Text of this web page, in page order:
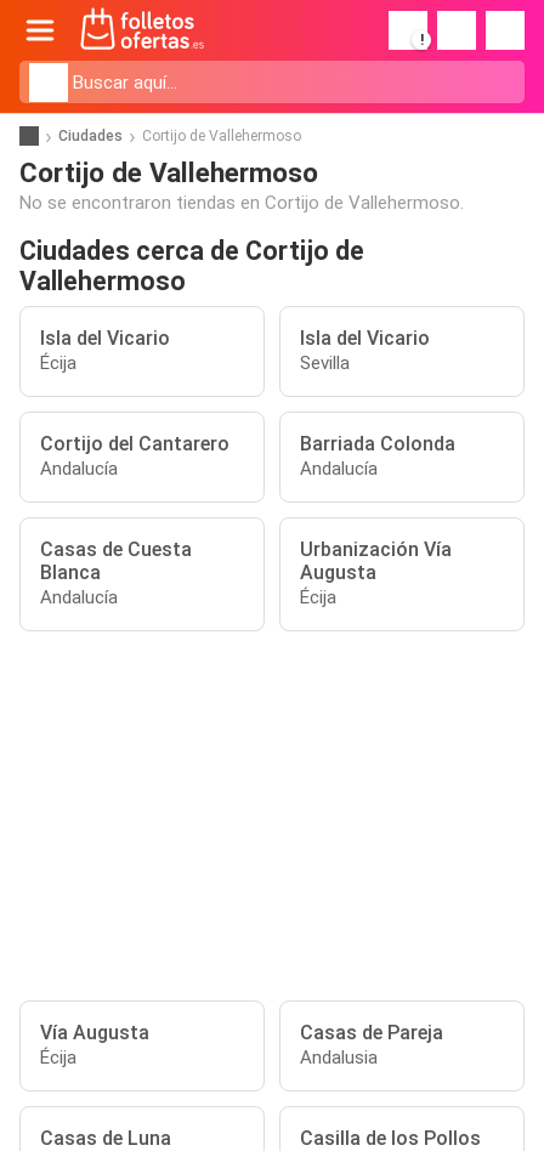
!
Ciudades Cortijo de Vallehermoso
Cortijo de Vallehermoso
No se encontraron tiendas en Cortijo de Vallehermoso.
Ciudades cerca de Cortijo de
Vallehermoso
Isla del Vicario
Écija
Isla del Vicario
Sevilla
Cortijo del Cantarero
Andalucía
Barriada Colonda
Andalucía
Casas de Cuesta
Blanca
Andalucía
Urbanización Vía
Augusta
Écija
Vía Augusta
Écija
Casas de Pareja
Andalusia
Casas de Luna Casilla de los Pollos